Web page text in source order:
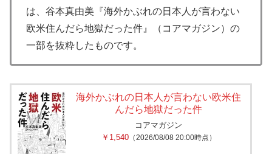
は、谷本真由美『海外かぶれの日本人が言わない
欧米住んだら地獄だった件』（コアマガジン）の
一部を抜粋したものです。
海外かぶれの日本人が言わない欧米住
んだら地獄だった件
コアマガジン
￥1,540（2026/08/08 20:00時点）